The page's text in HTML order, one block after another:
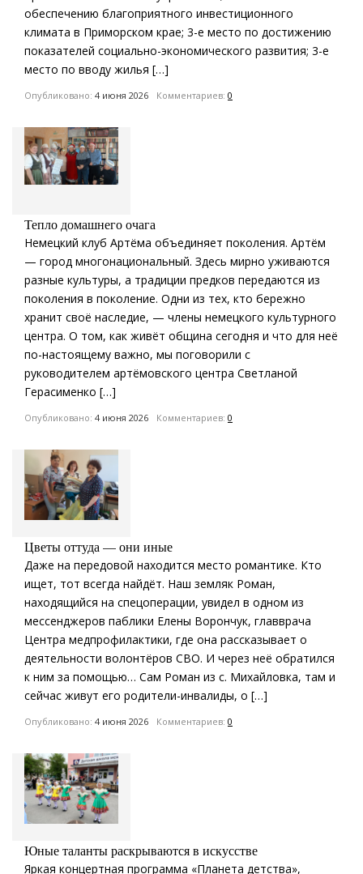
обеспечению благоприятного инвестиционного
климата в Приморском крае; 3-е место по достижению
показателей социально-экономического развития; 3-е
место по вводу жилья […]
Опубликовано: 4 июня 2026 Комментариев: 0
Тепло домашнего очага
Немецкий клуб Артёма объединяет поколения. Артём
— город многонациональный. Здесь мирно уживаются
разные культуры, а традиции предков передаются из
поколения в поколение. Одни из тех, кто бережно
хранит своё наследие, — члены немецкого культурного
центра. О том, как живёт община сегодня и что для неё
по-настоящему важно, мы поговорили с
руководителем артёмовского центра Светланой
Герасименко […]
Опубликовано: 4 июня 2026 Комментариев: 0
Цветы оттуда — они иные
Даже на передовой находится место романтике. Кто
ищет, тот всегда найдёт. Наш земляк Роман,
находящийся на спецоперации, увидел в одном из
мессенджеров паблики Елены Ворончук, главврача
Центра медпрофилактики, где она рассказывает о
деятельности волонтёров СВО. И через неё обратился
к ним за помощью… Сам Роман из с. Михайловка, там и
сейчас живут его родители-инвалиды, о […]
Опубликовано: 4 июня 2026 Комментариев: 0
Юные таланты раскрываются в искусстве
Яркая концертная программа «Планета детства»,